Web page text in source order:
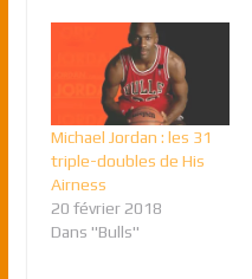
Michael Jordan : les 31
triple-doubles de His
Airness
20 février 2018
Dans "Bulls"